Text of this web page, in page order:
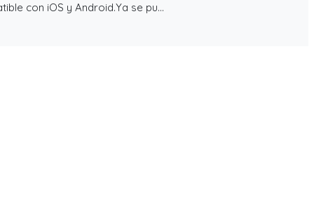
con iOS y Android.Ya se pu...